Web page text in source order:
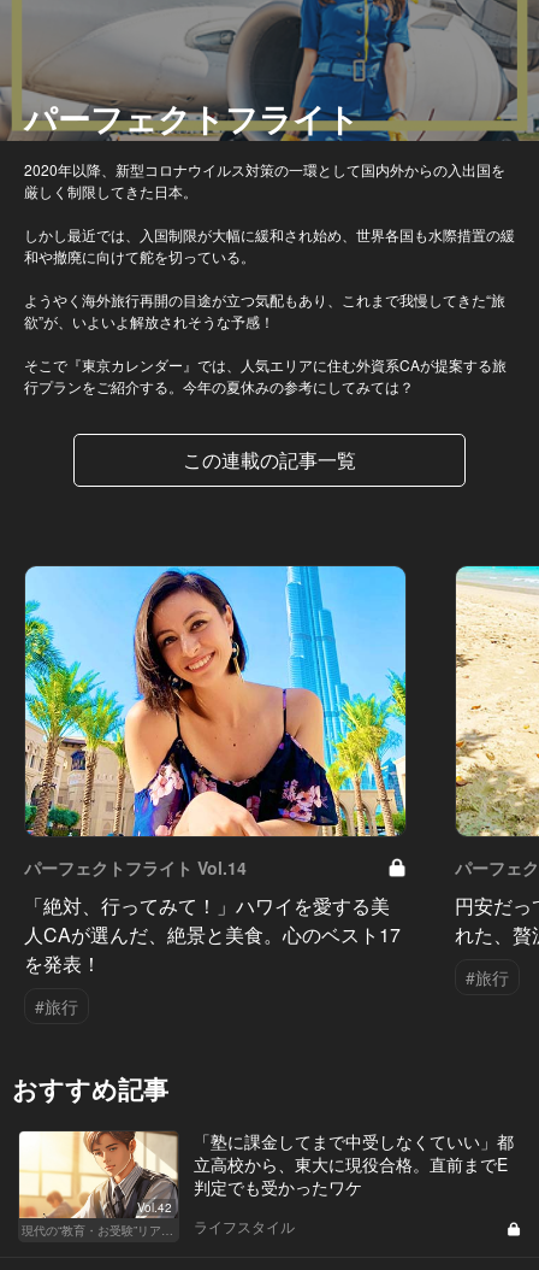
パーフェクトフライト
2020年以降、新型コロナウイルス対策の一環として国内外からの入出国を
厳しく制限してきた日本。
しかし最近では、入国制限が大幅に緩和され始め、世界各国も水際措置の緩
和や撤廃に向けて舵を切っている。
ようやく海外旅行再開の目途が立つ気配もあり、これまで我慢してきた“旅
欲”が、いよいよ解放されそうな予感！
そこで『東京カレンダー』では、人気エリアに住む外資系CAが提案する旅
行プランをご紹介する。今年の夏休みの参考にしてみては？
この連載の記事一覧
パーフェクトフライト Vol.14
「絶対、行ってみて！」ハワイを愛する美
人CAが選んだ、絶景と美食。心のベスト17
を発表！
#旅行
パーフェ
円安だ
れた、贅
#旅行
おすすめ記事
Vol.42
現代の“教育・お受験”リアルドキュメント
「塾に課金してまで中受しなくていい」都
立高校から、東大に現役合格。直前までE
判定でも受かったワケ
ライフスタイル